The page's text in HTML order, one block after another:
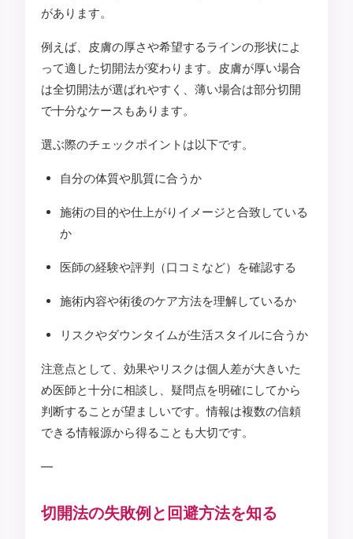
があります。
例えば、皮膚の厚さや希望するラインの形状によ
って適した切開法が変わります。皮膚が厚い場合
は全切開法が選ばれやすく、薄い場合は部分切開
で十分なケースもあります。
選ぶ際のチェックポイントは以下です。
自分の体質や肌質に合うか
施術の目的や仕上がりイメージと合致している
か
医師の経験や評判（口コミなど）を確認する
施術内容や術後のケア方法を理解しているか
リスクやダウンタイムが生活スタイルに合うか
注意点として、効果やリスクは個人差が大きいた
め医師と十分に相談し、疑問点を明確にしてから
判断することが望ましいです。情報は複数の信頼
できる情報源から得ることも大切です。
—
切開法の失敗例と回避方法を知る